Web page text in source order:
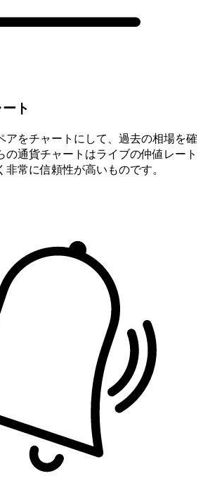
ト
アをチャートにして、過去の相場を確
の通貨チャートはライブの仲値レート
常に信頼性が高いものです。